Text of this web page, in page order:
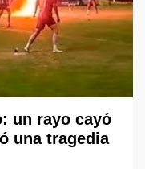
un rayo cayó
una tragedia